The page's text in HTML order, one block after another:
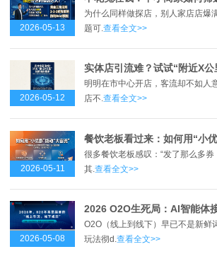
2026-05-13
为什么同样做探店，别人家店店爆
题可. 查看全文>>
2026-05-12
实体店引流难？试试“附近X
明明在市中心开店，客流却不如人
店不.查看全文>>
2026-05-11
餐饮老板看过来：如何用“小
很多餐饮老板感叹：“发了那么多
其.查看全文>>
2026-05-08
O2O（线上到线下）早已不是新鲜
玩法彻d.查看全文>>